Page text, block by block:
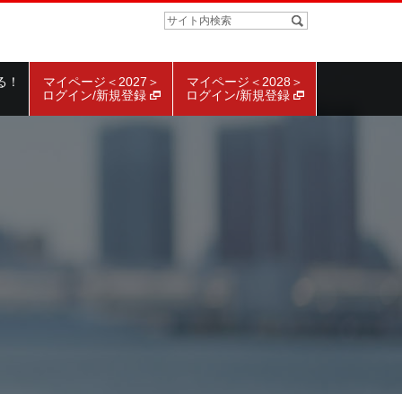
！
マイページ＜2027＞
ログイン/新規登録
マイページ＜2028＞
ログイン/新規登録